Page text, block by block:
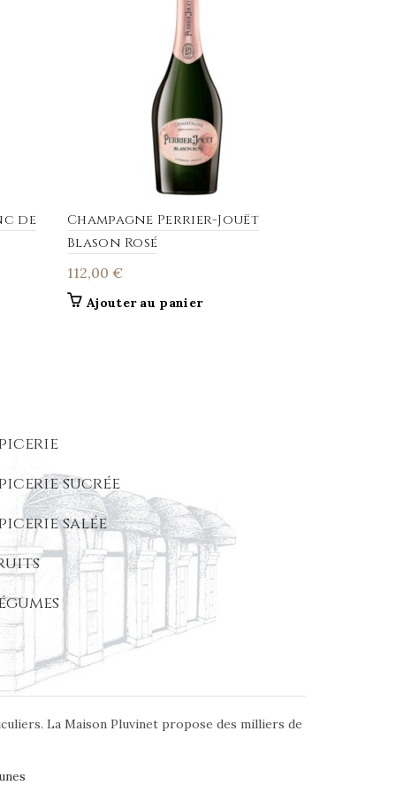
de
Champagne Perrier-Jouët
Blason Rosé
112,00 €
Ajouter au panier
sucrée
salée
La Maison Pluvinet propose des milliers de